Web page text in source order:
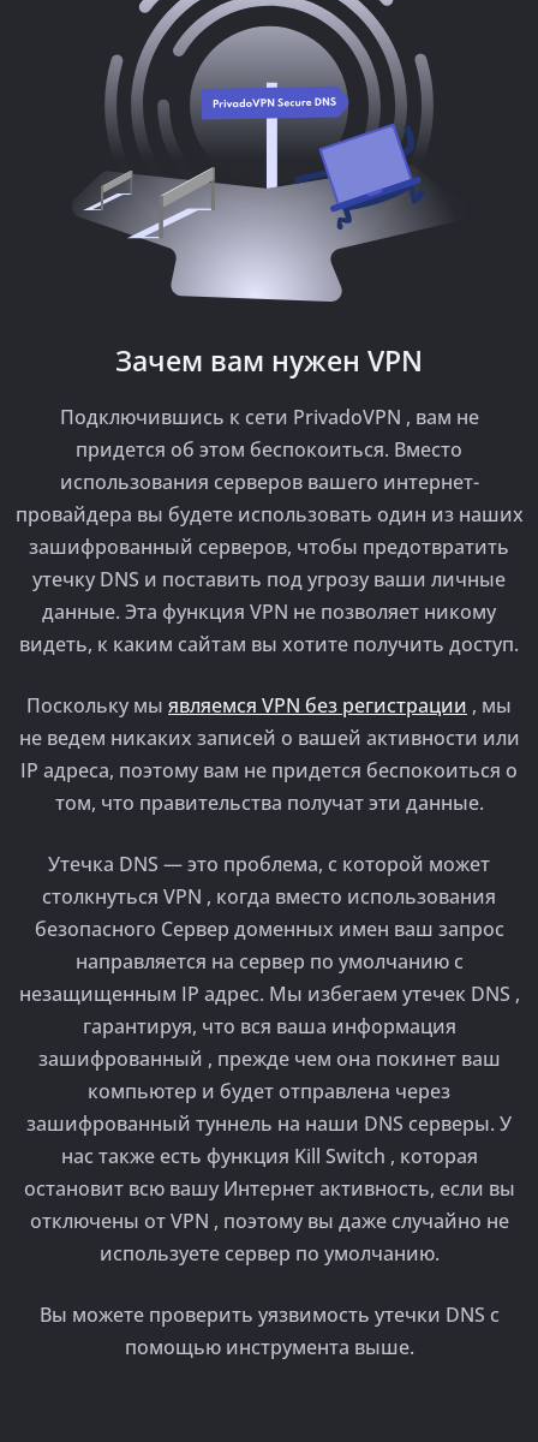
Зачем вам нужен VPN
Подключившись к сети PrivadoVPN , вам не
придется об этом беспокоиться. Вместо
использования серверов вашего интернет-
провайдера вы будете использовать один из наших
зашифрованный серверов, чтобы предотвратить
утечку DNS и поставить под угрозу ваши личные
данные. Эта функция VPN не позволяет никому
видеть, к каким сайтам вы хотите получить доступ.
Поскольку мы являемся VPN без регистрации , мы
не ведем никаких записей о вашей активности или
IP адреса, поэтому вам не придется беспокоиться о
том, что правительства получат эти данные.
Утечка DNS — это проблема, с которой может
столкнуться VPN , когда вместо использования
безопасного Сервер доменных имен ваш запрос
направляется на сервер по умолчанию с
незащищенным IP адрес. Мы избегаем утечек DNS ,
гарантируя, что вся ваша информация
зашифрованный , прежде чем она покинет ваш
компьютер и будет отправлена ​​через
зашифрованный туннель на наши DNS серверы. У
нас также есть функция Kill Switch , которая
остановит всю вашу Интернет активность, если вы
отключены от VPN , поэтому вы даже случайно не
используете сервер по умолчанию.
Вы можете проверить уязвимость утечки DNS с
помощью инструмента выше.